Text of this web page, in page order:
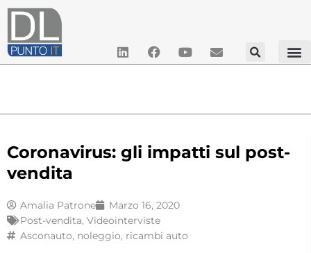
Coronavirus: gli impatti sul post-
vendita
Amalia Patrone
Marzo 16, 2020
Post-vendita, Videointerviste
Asconauto, noleggio, ricambi auto